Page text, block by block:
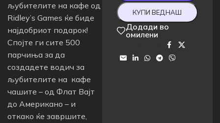
љубителите на кафе од
Ridley’s Games ќе биде
најдобриот подарок!
Спојте ги сите 500
парчиња за да
создадете водич за
љубителите на кафе
чашите – од Флат Вајт
до Американо – и
откако ќе завршите,
КУПИ ВЕДНАШ
Додади во
омилени